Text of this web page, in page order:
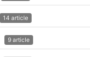
14 article
9 article